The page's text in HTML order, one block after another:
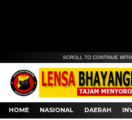
SCROLL TO CONTINUE
HOME NASIONAL DAERAH